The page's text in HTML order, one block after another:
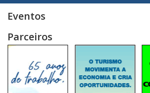
Eventos
Parceiros